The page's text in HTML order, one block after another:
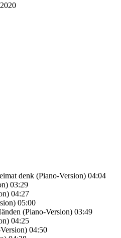
denk (Piano-Version) 04:04
03:29
04:27
05:00
(Piano-Version) 03:49
04:25
04:50